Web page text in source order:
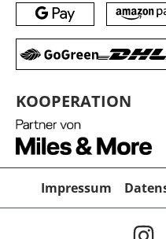
KOOPERATION
Impressum